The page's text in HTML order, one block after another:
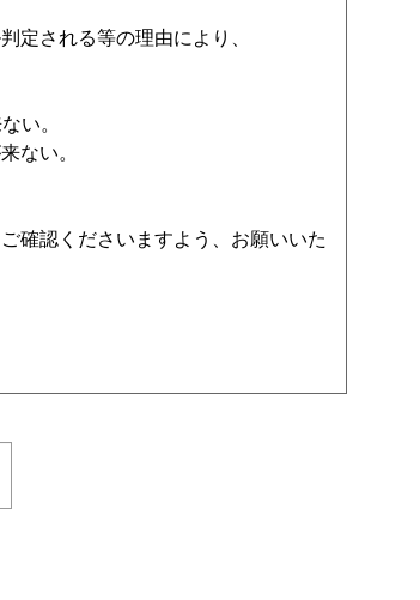
定される等の理由により、
い。
ない。
確認くださいますよう、お願いいた